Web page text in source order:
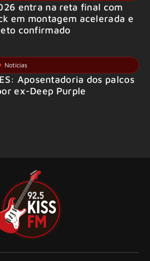
entra na reta final com
em montagem acelerada e
confirmado
Notícias
Aposentadoria dos palcos
ex-Deep Purple